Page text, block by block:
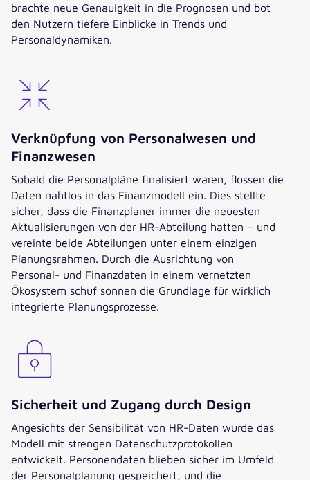
brachte neue Genauigkeit in die Prognosen und bot
den Nutzern tiefere Einblicke in Trends und
Personaldynamiken.
Verknüpfung von Personalwesen und
Finanzwesen
Sobald die Personalpläne finalisiert waren, flossen die
Daten nahtlos in das Finanzmodell ein. Dies stellte
sicher, dass die Finanzplaner immer die neuesten
Aktualisierungen von der HR-Abteilung hatten – und
vereinte beide Abteilungen unter einem einzigen
Planungsrahmen. Durch die Ausrichtung von
Personal- und Finanzdaten in einem vernetzten
Ökosystem schuf sonnen die Grundlage für wirklich
integrierte Planungsprozesse.
Sicherheit und Zugang durch Design
Angesichts der Sensibilität von HR-Daten wurde das
Modell mit strengen Datenschutzprotokollen
entwickelt. Personendaten blieben sicher im Umfeld
der Personalplanung gespeichert, und die